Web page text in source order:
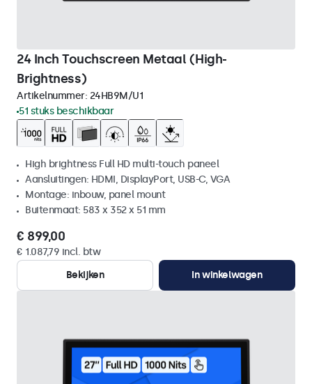
24 Inch Touchscreen Metaal (High-
Brightness)
Artikelnummer: 24HB9M/U1
51 stuks beschikbaar
High brightness Full HD multi-touch paneel
Aansluitingen: HDMI, DisplayPort, USB-C, VGA
Montage: inbouw, panel mount
Buitenmaat: 583 x 352 x 51 mm
€ 899,00
€ 1.087,79 incl. btw
Bekijken
In winkelwagen